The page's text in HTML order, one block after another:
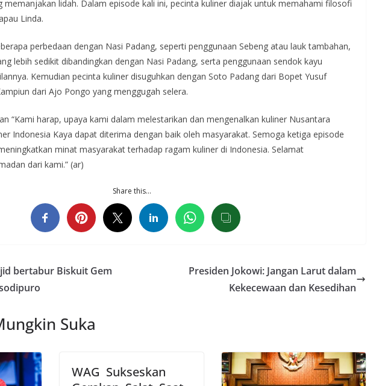
memanjakan lidah. Dalam episode kali ini, pecinta kuliner diajak untuk memahami filosofi
Linda.
perbedaan dengan Nasi Padang, seperti penggunaan Sebeng atau lauk tambahan,
lebih sedikit dibandingkan dengan Nasi Padang, serta penggunaan sendok kayu
Kemudian pecinta kuliner disuguhkan dengan Soto Padang dari Bopet Yusuf
dari Ajo Pongo yang menggugah selera.
“Kami harap, upaya kami dalam melestarikan dan mengenalkan kuliner Nusantara
Indonesia Kaya dapat diterima dengan baik oleh masyarakat. Semoga ketiga episode
minat masyarakat terhadap ragam kuliner di Indonesia. Selamat
dari kami.” (ar)
Share this…
bertabur Biskuit Gem
Presiden Jokowi: Jangan Larut dalam
Kekecewaan dan Kesedihan
Suka
WAG Sukseskan